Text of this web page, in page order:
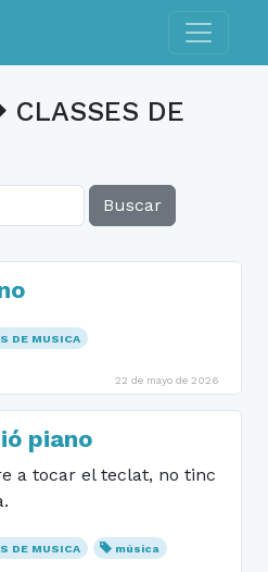
Toggle
CLASSES DE
Buscar
DE MUSICA
22 de mayo de 2026
piano
a tocar el teclat, no tinc
DE MUSICA música